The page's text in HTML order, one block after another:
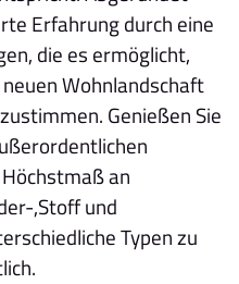
Erfahrung durch eine
die es ermöglicht,
Wohnlandschaft
Genießen Sie
an
,Stoff und
Typen zu